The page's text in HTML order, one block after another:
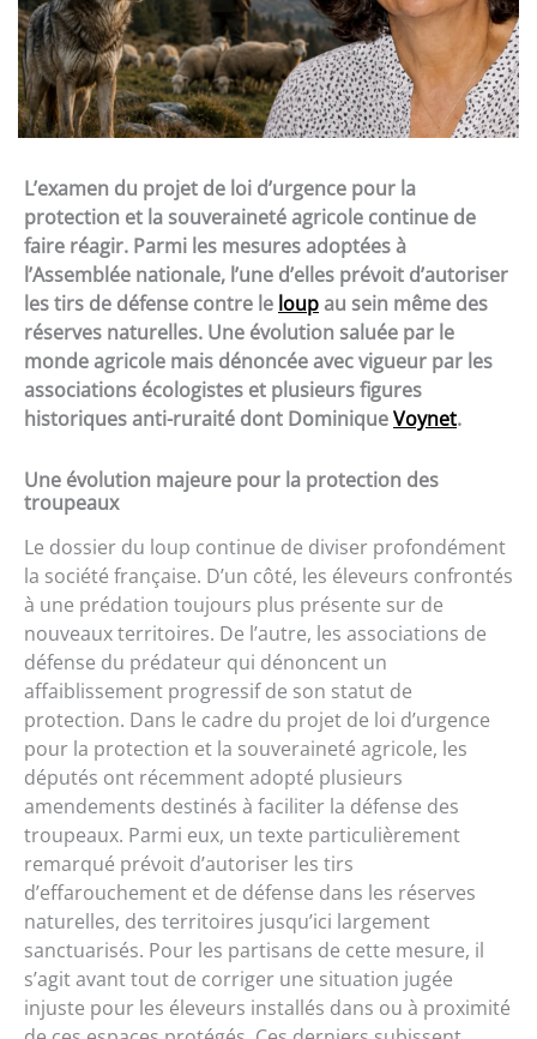
L’examen du projet de loi d’urgence pour la
protection et la souveraineté agricole continue de
faire réagir. Parmi les mesures adoptées à
l’Assemblée nationale, l’une d’elles prévoit d’autoriser
les tirs de défense contre le loupau sein même des
réserves naturelles. Une évolution saluée par le
monde agricole mais dénoncée avec vigueur par les
associations écologistes et plusieurs figures
historiques anti-ruraité dont DominiqueVoynet.
Une évolution majeure pour la protection des
troupeaux
Le dossier du loup continue de diviser profondément
la société française. D’un côté, les éleveurs confrontés
à une prédation toujours plus présente sur de
nouveaux territoires. De l’autre, les associations de
défense du prédateur qui dénoncent un
affaiblissement progressif de son statut de
protection. Dans le cadre du projet de loi d’urgence
pour la protection et la souveraineté agricole, les
députés ont récemment adopté plusieurs
amendements destinés à faciliter la défense des
troupeaux. Parmi eux, un texte particulièrement
remarqué prévoit d’autoriser les tirs
d’effarouchement et de défense dans les réserves
naturelles, des territoires jusqu’ici largement
sanctuarisés. Pour les partisans de cette mesure, il
s’agit avant tout de corriger une situation jugée
injuste pour les éleveurs installés dans ou à proximité